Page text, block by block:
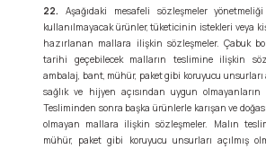
22. Aşağıdaki mesafeli sözleşmeler
kullanılmayacak ürünler, tüketicinin istekleri veya
hazırlanan mallara ilişkin sözleşmeler. Çabuk
tarihi geçebilecek malların teslimine ilişkin
ambalaj, bant, mühür, paket gibi koruyucu
sağlık ve hijyen açısından uygun
Tesliminden sonra başka ürünlerle karışan ve
olmayan mallara ilişkin sözleşmeler. Malın
mühür, paket gibi koruyucu unsurları açılmış